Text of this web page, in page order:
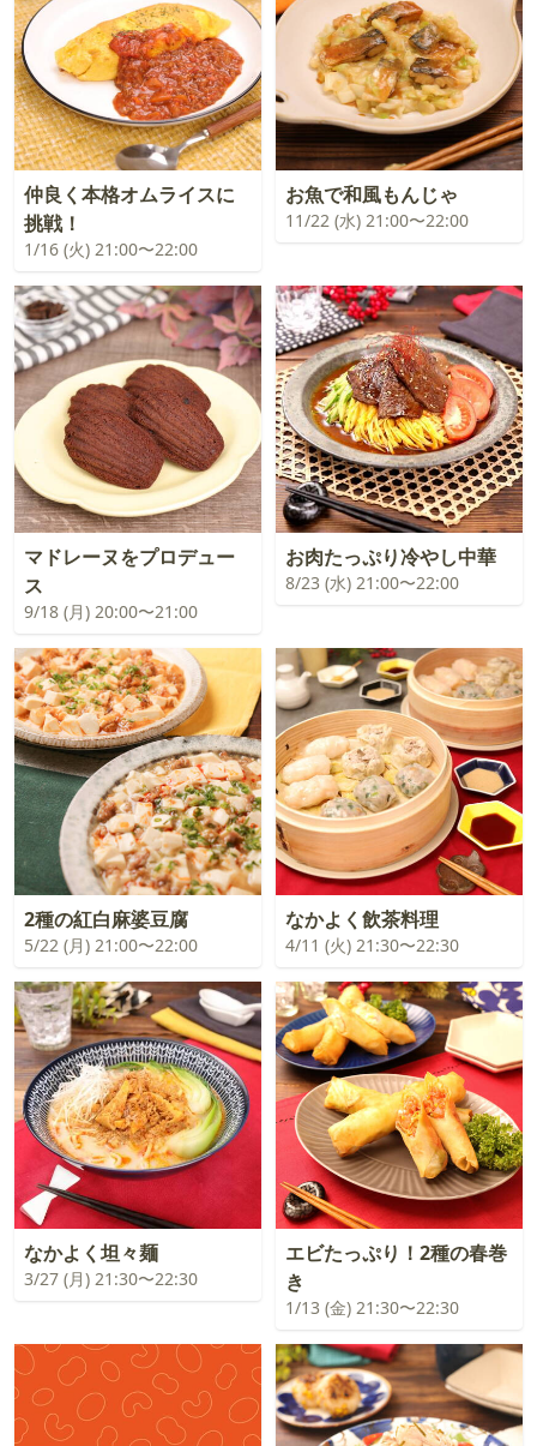
仲良く本格オムライスに
挑戦！
1/16 (火) 21:00〜22:00
お魚で和風もんじゃ
11/22 (水) 21:00〜22:00
マドレーヌをプロデュー
ス
9/18 (月) 20:00〜21:00
お肉たっぷり冷やし中華
8/23 (水) 21:00〜22:00
2種の紅白麻婆豆腐
5/22 (月) 21:00〜22:00
なかよく飲茶料理
4/11 (火) 21:30〜22:30
なかよく坦々麺
3/27 (月) 21:30〜22:30
エビたっぷり！2種の春巻
き
1/13 (金) 21:30〜22:30